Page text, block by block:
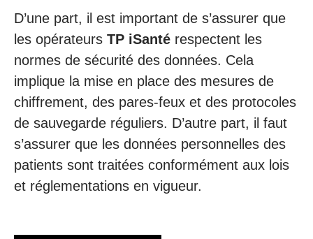
D’une part, il est important de s’assurer que
les opérateurs TP iSanté respectent les
normes de sécurité des données. Cela
implique la mise en place des mesures de
chiffrement, des pares-feux et des protocoles
de sauvegarde réguliers. D’autre part, il faut
s’assurer que les données personnelles des
patients sont traitées conformément aux lois
et réglementations en vigueur.